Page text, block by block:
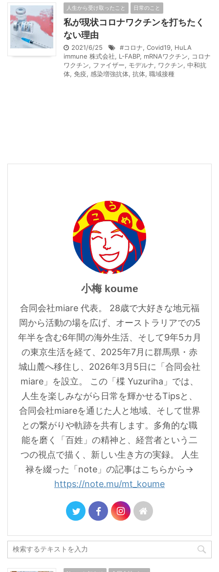
人生から受け取ったこと 日常のこと
私が現状コロナワクチンを打ちたく
ない理由
2021/6/25 #コロナ, Covid19, HuLA
immune 株式会社, L-FABP, mRNAワクチン, コロナ
ワクチン, ファイザー, モデルナ, ワクチン, 中和抗
体, 免疫, 感染増強抗体, 抗体, 職域接種
小梅 koume
合同会社miare 代表。 28歳で大好きな地元福
岡から活動の場を広げ、オーストラリアでの5
年半を含む6年間の海外生活、そして9年5カ月
の東京生活を経て、2025年7月に群馬県・赤
城山麓へ移住し、2026年3月5日に「合同会社
miare」を設立。 この「楪 Yuzuriha」では、
人生を楽しみながら日常を輝かせるTipsと、
合同会社miareを通じた人と地域、そして世界
との繋がりや軌跡を共有します。多角的な職
能を磨く「百姓」の精神と、経営者という二
つの視点で描く、新しい生き方の実録。 人生
禄を綴った「note」の記事はこちらから→
https://note.mu/mt_koume